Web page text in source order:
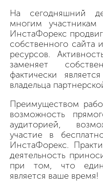
На сегодняшний
многим участникам
ИнстаФорекс
собственного сайта
ресурсов.
заменяет
фактически
владельца
Преимуществом
возможность
аудиторией,
участие в
ИнстаФорекс.
деятельность
при том, что
является ваше время!